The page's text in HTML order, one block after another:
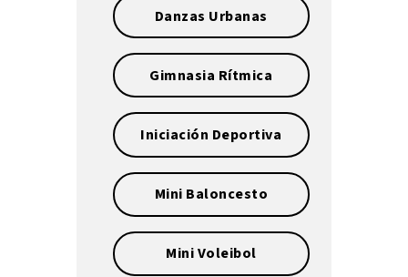
Danzas Urbanas
Gimnasia Rítmica
Iniciación Deportiva
Mini Baloncesto
Mini Voleibol